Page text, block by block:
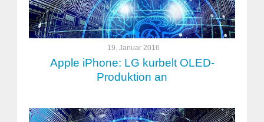
19. Januar 2016
Apple iPhone: LG kurbelt OLED-
Produktion an